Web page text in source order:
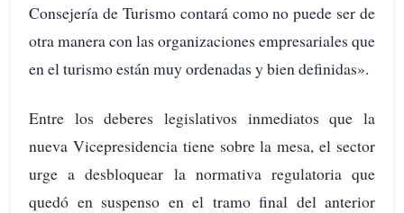
Consejería de Turismo contará como no puede ser de
otra manera con las organizaciones empresariales que
en el turismo están muy ordenadas y bien definidas».
Entre los deberes legislativos inmediatos que la
nueva Vicepresidencia tiene sobre la mesa, el sector
urge a desbloquear la normativa regulatoria que
quedó en suspenso en el tramo final del anterior